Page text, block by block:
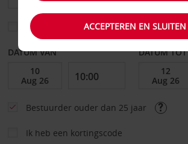
Kies een ander afleverpunt
DATUM VAN DATUM TOT
Bestuurder ouder dan 25 jaar
Ik heb een kortingscode
ACCEPTEREN EN SLUITEN